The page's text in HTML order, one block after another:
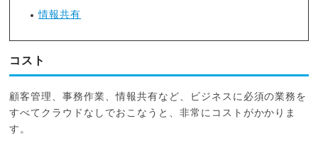
情報共有
コスト
顧客管理、事務作業、情報共有など、ビジネスに必須の業務を
すべてクラウドなしでおこなうと、非常にコストがかかりま
す。